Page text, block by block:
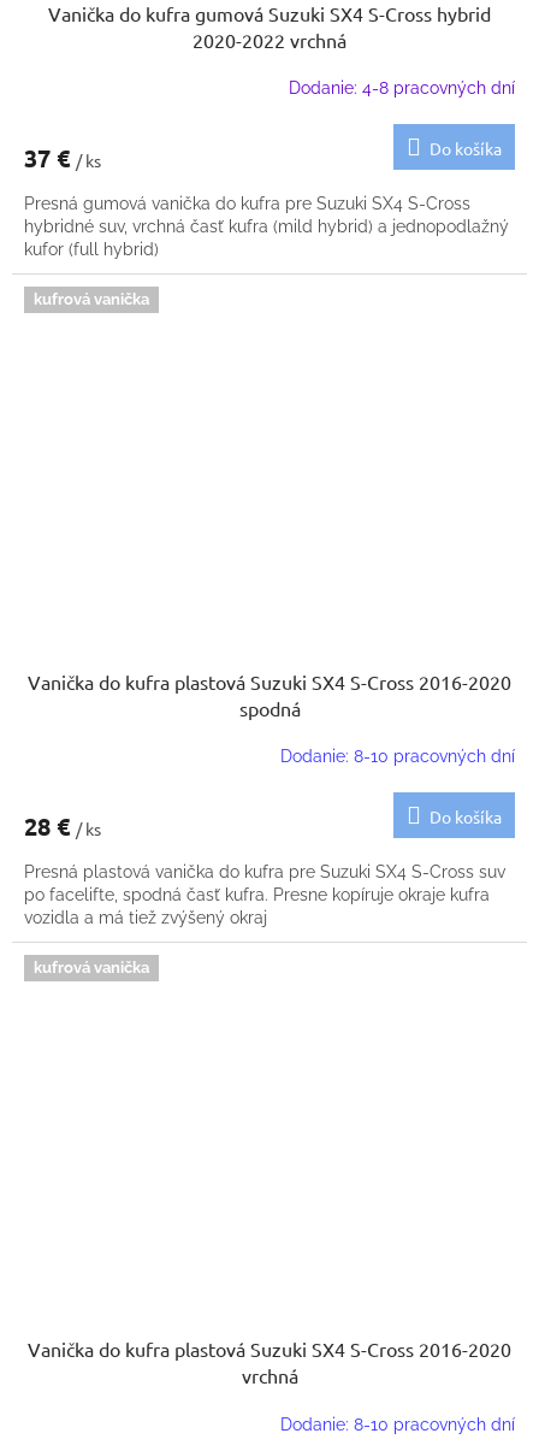
Vanička do kufra gumová Suzuki SX4 S-Cross hybrid
2020-2022 vrchná
Dodanie: 4-8 pracovných dní
37 € / ks
Do košíka
Presná gumová vanička do kufra pre Suzuki SX4 S-Cross
hybridné suv, vrchná časť kufra (mild hybrid) a jednopodlažný
kufor (full hybrid)
kufrová vanička
Vanička do kufra plastová Suzuki SX4 S-Cross 2016-2020
spodná
Dodanie: 8-10 pracovných dní
28 € / ks
Do košíka
Presná plastová vanička do kufra pre Suzuki SX4 S-Cross suv
po facelifte, spodná časť kufra. Presne kopíruje okraje kufra
vozidla a má tiež zvýšený okraj
kufrová vanička
Vanička do kufra plastová Suzuki SX4 S-Cross 2016-2020
vrchná
Dodanie: 8-10 pracovných dní